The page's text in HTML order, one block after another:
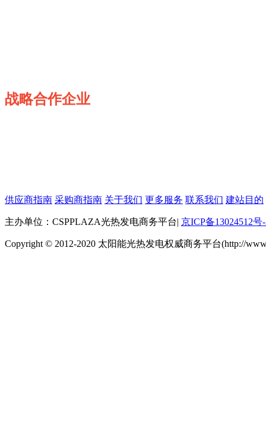
战略合作企业
供应商指南 采购商指南 关于我们 更多服务 联系我们 建站目的
主办单位：CSPPLAZA光热发电商务平台| 京ICP备13024512号
Copyright © 2012-2020 太阳能光热发电权威商务平台(http://